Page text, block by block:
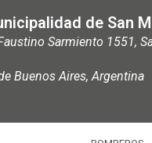
de San
Sarmiento 1551,
Buenos Aires, Argentina